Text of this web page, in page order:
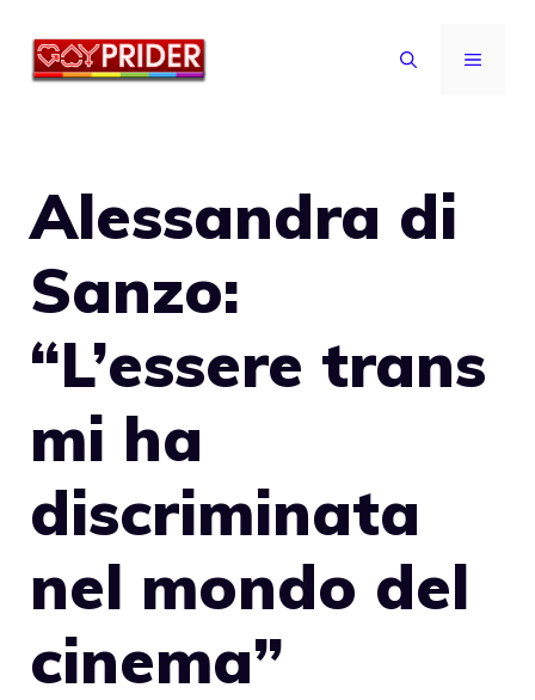
MENU
Alessandra di
Sanzo:
“L’essere trans
mi ha
discriminata
nel mondo del
cinema”